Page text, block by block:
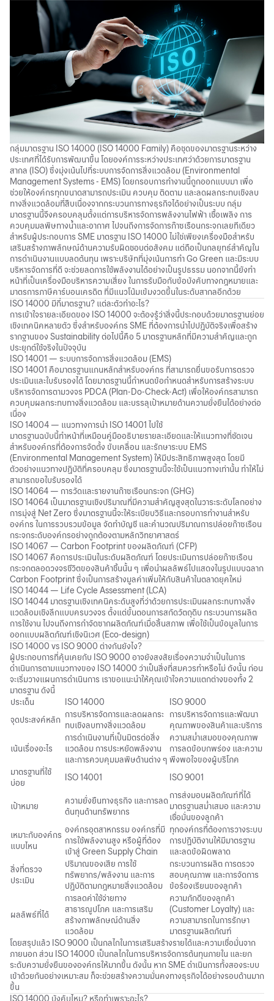
กลุ่มมาตรฐาน ISO 14000 (ISO 14000 Family) คือชุดของมาตรฐานระหว่าง
ประเทศที่ได้รับการพัฒนาขึ้น โดยองค์การระหว่างประเทศว่าด้วยการมาตรฐาน
สากล (ISO) ซึ่งมุ่งเน้นไปที่ระบบการจัดการสิ่งแวดล้อม (Environmental
Management Systems - EMS) โดยกรอบการทำงานนี้ถูกออกแบบมา เพื่อ
ช่วยให้องค์กรทุกขนาดสามารถประเมิน ควบคุม ติดตาม และลดผลกระทบเชิงลบ
ทางสิ่งแวดล้อมที่สืบเนื่องจากกระบวนการทางธุรกิจได้อย่างเป็นระบบ กลุ่ม
มาตรฐานนี้จึงครอบคลุมตั้งแต่การบริหารจัดการพลังงานไฟฟ้า เชื้อเพลิง การ
ควบคุมมลพิษทางน้ำและอากาศ ไปจนถึงการจัดการก๊าซเรือนกระจกเลยทีเดียว
สำหรับผู้ประกอบการ SME มาตรฐาน ISO 14000 ไม่ใช่เพียงเครื่องมือสำหรับ
เสริมสร้างภาพลักษณ์ด้านความรับผิดชอบต่อสังคม แต่ถือเป็นกลยุทธ์สำคัญใน
การดำเนินงานแบบลดต้นทุน เพราะบริษัทที่มุ่งเน้นการทำ Go Green และมีระบบ
บริหารจัดการที่ดี จะช่วยลดการใช้พลังงานได้อย่างเป็นรูปธรรม นอกจากนี้ยังทำ
หน้าที่เป็นเครื่องมือบริหารความเสี่ยง ในการรับมือกับข้อบังคับทางกฎหมายและ
มาตรการภาษีคาร์บอนเครดิต ที่มีแนวโน้มเข้มงวดขึ้นในระดับสากลอีกด้วย
ISO 14000 มีกี่มาตรฐาน? แต่ละตัวทำอะไร?
การเข้าใจรายละเอียดของ ISO 14000 จะต้องรู้ว่าสิ่งนี้ประกอบด้วยมาตรฐานย่อย
เชิงเทคนิคหลายตัว ซึ่งสำหรับองค์กร SME ที่ต้องการนำไปปฏิบัติจริงเพื่อสร้าง
รากฐานของ Sustainabilityต่อไปนี้คือ 5 มาตรฐานหลักที่มีความสำคัญและถูก
ประยุกต์ใช้จริงในปัจจุบัน
ISO 14001 — ระบบการจัดการสิ่งแวดล้อม (EMS)
ISO 14001 คือมาตรฐานแกนหลักสำหรับองค์กร ที่สามารถยื่นขอรับการตรวจ
ประเมินและใบรับรองได้ โดยมาตรฐานนี้กำหนดข้อกำหนดสำหรับการสร้างระบบ
บริหารจัดการตามวงจร PDCA (Plan-Do-Check-Act) เพื่อให้องค์กรสามารถ
ควบคุมผลกระทบทางสิ่งแวดล้อม และบรรลุเป้าหมายด้านความยั่งยืนได้อย่างต่อ
เนื่อง
ISO 14004 — แนวทางการนำ ISO 14001 ไปใช้
มาตรฐานฉบับนี้ทำหน้าที่เหมือนคู่มืออธิบายรายละเอียดและให้แนวทางที่ชัดเจน
สำหรับองค์กรที่ต้องการจัดตั้ง ขับเคลื่อน และรักษาระบบ EMS
(Environmental Management System) ให้มีประสิทธิภาพสูงสุด โดยมี
ตัวอย่างแนวทางปฏิบัติที่ครอบคลุม ซึ่งมาตรฐานนี้จะใช้เป็นแนวทางเท่านั้น ทำให้ไม่
สามารถขอใบรับรองได้
ISO 14064 — การวัดและรายงานก๊าซเรือนกระจก (GHG)
ISO 14064 เป็นมาตรฐานเชิงปริมาณที่มีความสำคัญสูงสุดในวาระระดับโลกอย่าง
การมุ่งสู่ Net Zero ซึ่งมาตรฐานนี้จะให้ระเบียบวิธีและกรอบการทำงานสำหรับ
องค์กร ในการรวบรวมข้อมูล จัดทำบัญชี และคำนวณปริมาณการปล่อยก๊าซเรือน
กระจกระดับองค์กรอย่างถูกต้องตามหลักวิทยาศาสตร์
ISO 14067 — Carbon Footprint ของผลิตภัณฑ์ (CFP)
ISO 14067 คือการประเมินในระดับผลิตภัณฑ์ โดยประเมินการปล่อยก๊าซเรือน
กระจกตลอดวงจรชีวิตของสินค้าชิ้นนั้น ๆ เพื่อนำผลลัพธ์ไปแสดงในรูปแบบฉลาก
Carbon Footprint ซึ่งเป็นการสร้างมูลค่าเพิ่มให้กับสินค้าในตลาดยุคใหม่
ISO 14044 — Life Cycle Assessment (LCA)
ISO 14044 มาตรฐานเชิงเทคนิคระดับสูงที่ว่าด้วยการประเมินผลกระทบทางสิ่ง
แวดล้อมเชิงลึกแบบครบวงจร ตั้งแต่ขั้นตอนการสกัดวัตถุดิบ กระบวนการผลิต
การใช้งาน ไปจนถึงการกำจัดซากผลิตภัณฑ์เมื่อสิ้นสภาพ เพื่อใช้เป็นข้อมูลในการ
ออกแบบผลิตภัณฑ์เชิงนิเวศ (Eco-design)
ISO 14000 vs ISO 9000 ต่างกันยังไง?
ผู้ประกอบการที่คุ้นเคยกับ ISO 9000 อาจยังสงสัยเรื่องความจำเป็นในการ
ดำเนินการตามแนวทางของ ISO 14000 ว่าเป็นสิ่งที่สมควรทำหรือไม่ ดังนั้น ก่อน
จะเริ่มวางแผนการดำเนินการ เราขอแนะนำให้คุณเข้าใจความแตกต่างของทั้ง 2
มาตรฐาน ดังนี้
ประเด็น
ISO 14000
ISO 9000
จุดประสงค์หลัก
การบริหารจัดการและลดผลกระ
ทบเชิงลบทางสิ่งแวดล้อม
การบริหารจัดการและพัฒนา
คุณภาพของสินค้าและบริการ
เน้นเรื่องอะไร
การดำเนินงานที่เป็นมิตรต่อสิ่ง
แวดล้อม การประหยัดพลังงาน
และการควบคุมมลพิษด้านต่าง ๆ
ความสม่ำเสมอของคุณภาพ
การลดข้อบกพร่อง และความ
พึงพอใจของผู้บริโภค
มาตรฐานที่ใช้
บ่อย
ISO 14001 ISO 9001
เป้าหมาย
ความยั่งยืนทางธุรกิจ และการลด
ต้นทุนด้านทรัพยากร
การส่งมอบผลิตภัณฑ์ที่ได้
มาตรฐานสม่ำเสมอ และความ
เชื่อมั่นของลูกค้า
เหมาะกับองค์กร
แบบไหน
องค์กรอุตสาหกรรม องค์กรที่มี
การใช้พลังงานสูง หรือผู้ที่ต้อง
เข้าสู่ Green Supply Chain
ทุกองค์กรที่ต้องการวางระบบ
การปฏิบัติงานให้มีมาตรฐาน
และลดข้อผิดพลาด
สิ่งที่ตรวจ
ประเมิน
ปริมาณของเสีย การใช้
ทรัพยากร/พลังงาน และการ
ปฏิบัติตามกฎหมายสิ่งแวดล้อม
กระบวนการผลิต การตรวจ
สอบคุณภาพ และการจัดการ
ข้อร้องเรียนของลูกค้า
ผลลัพธ์ที่ได้
การลดค่าใช้จ่ายทาง
สาธารณูปโภค และการเสริม
สร้างภาพลักษณ์ด้านสิ่ง
แวดล้อม
ความภักดีของลูกค้า
(Customer Loyalty) และ
ความสามารถในการรักษา
มาตรฐานผลิตภัณฑ์
โดยสรุปแล้ว ISO 9000 เป็นกลไกในการเสริมสร้างรายได้และความเชื่อมั่นจาก
ภายนอก ส่วน ISO 14000 เป็นกลไกในการบริหารจัดการต้นทุนภายใน และยก
ระดับความยั่งยืนขององค์กรให้มากขึ้น ดังนั้น หาก SME ดำเนินการทั้งสองระบบ
เข้าด้วยกันอย่างเหมาะสม ก็จะช่วยสร้างความมั่นคงทางธุรกิจได้อย่างรอบด้านมาก
ขึ้น
ISO 14000 บังคับไหม? หรือทำเพราะอะไร?